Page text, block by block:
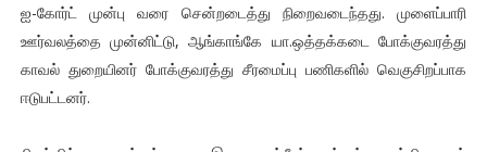
ஐ-கோர்ட் முன்பு வரை சென்றடைத்து நிறைவடைந்தது. முளைப்பாரி
ஊர்வலத்தை முன்னிட்டு, ஆங்காங்கே யா.ஒத்தக்கடை போக்குவரத்து
காவல் துறையினர் போக்குவரத்து சீரமைப்பு பணிகளில் வெகுசிறப்பாக
ஈடுபட்டனர்.